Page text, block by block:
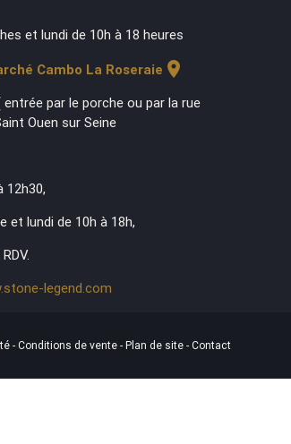
et lundi de 10h à 18 heures
Cambo La Roseraie location_on
entrée par le porche ou par la rue
Ouen sur Seine
12h30,
et lundi de 10h à 18h,
legend.com
- Conditions de vente - Plan de site - Contact